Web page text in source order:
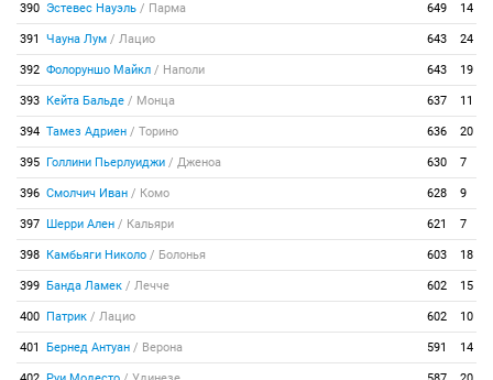
390 Эстевес Науэль / Парма 649 14
391 Чауна Лум / Лацио 643 24
392 Фолоруншо Майкл / Наполи 643 19
393 Кейта Бальде / Монца 637 11
394 Тамез Адриен / Торино 636 20
395 Голлини Пьерлуиджи / Дженоа 630 7
396 Смолчич Иван / Комо 628 9
397 Шерри Ален / Кальяри 621 7
398 Камбьяги Николо / Болонья 603 18
399 Банда Ламек / Лечче 602 15
400 Патрик / Лацио 602 10
401 Бернед Антуан / Верона 591 14